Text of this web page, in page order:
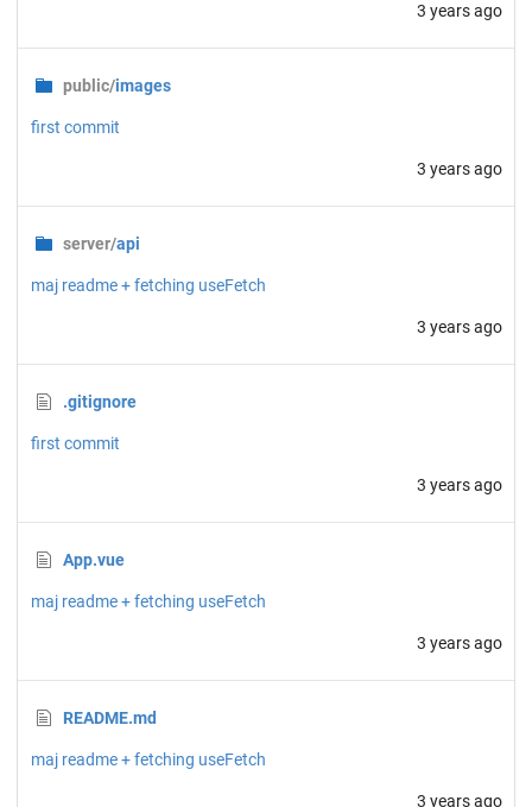
3 years ago
public/images
first commit
3 years ago
server/api
maj readme + fetching useFetch
3 years ago
.gitignore
first commit
3 years ago
App.vue
maj readme + fetching useFetch
3 years ago
README.md
maj readme + fetching useFetch
3 years ago